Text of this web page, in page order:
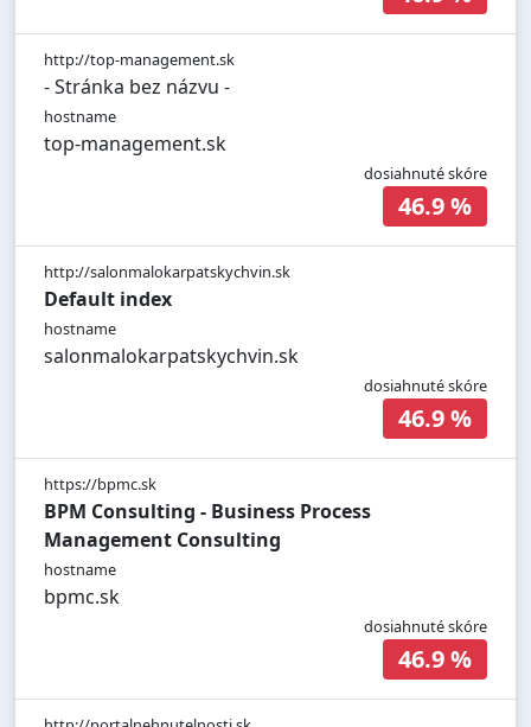
http://top-management.sk
- Stránka bez názvu -
hostname
top-management.sk
dosiahnuté skóre
46.9 %
http://salonmalokarpatskychvin.sk
Default index
hostname
salonmalokarpatskychvin.sk
dosiahnuté skóre
46.9 %
https://bpmc.sk
BPM Consulting - Business Process
Management Consulting
hostname
bpmc.sk
dosiahnuté skóre
46.9 %